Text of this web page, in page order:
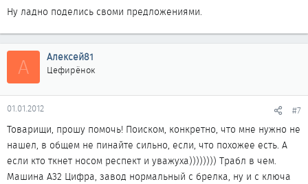
Ну ладно поделись своми предложениями.
А Алексей81
Цефирёнок
01.01.2012 #7
Товарищи, прошу помочь! Поиском, конкретно, что мне нужно не
нашел, в общем не пинайте сильно, если, что похожее есть. А
если кто ткнет носом респект и уважуха)))))))) Трабл в чем.
Машина А32 Цифра, завод нормальный с брелка, ну и с ключа